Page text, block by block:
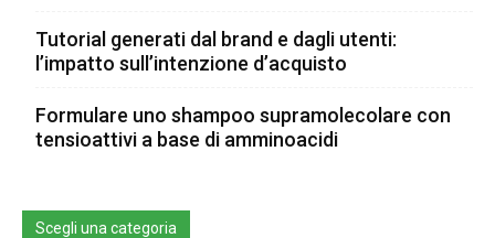
Tutorial generati dal brand e dagli utenti:
l’impatto sull’intenzione d’acquisto
Formulare uno shampoo supramolecolare con
tensioattivi a base di amminoacidi
Scegli una categoria